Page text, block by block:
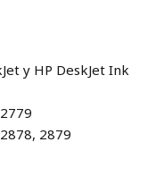
y HP DeskJet Ink
2879